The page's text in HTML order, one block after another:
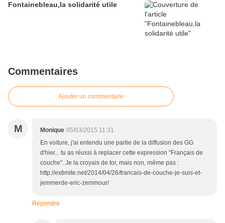
Fontainebleau,la solidarité utile
Commentaires
Ajouter un commentaire
M Monique 05/03/2015 11:31
En voiture, j'ai entendu une partie de la diffusion des GG
d'hier... tu as réussi à replacer cette expression "Français de
couche". Je la croyais de toi, mais non, même pas :
http://extimite.net/2014/04/26/francais-de-couche-je-suis-et-
jemmerde-eric-zemmour/
Répondre